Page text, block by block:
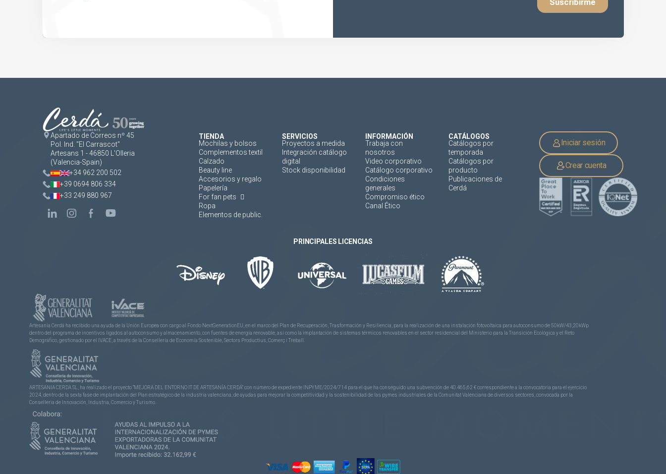
Apartado de Correos nº 45
Pol. Ind. "El Carrascot"
Artesans 1 - 46850 L'Olleria
(Valencia-Spain)
+34 962 200 502
+39 0694 806 334
+33 249 880 967
TIENDA
Mochilas y bolsos
Complementos textil
Calzado
Beauty line
Accesorios y regalo
Papelería
For fan pets
Ropa
Elementos de public.
SERVICIOS
Proyectos a medida
Integración catálogo
digital
Stock disponibilidad
INFORMACIÓN
Trabaja con
nosotros
Video corporativo
Catálogo corporativo
Condiciones
generales
Compromiso ético
Canal Ético
CATÁLOGOS
Catálogos por
temporada
Catálogos por
producto
Publicaciones de
Cerdá
Iniciar sesión
Crear cuenta
PRINCIPALES LICENCIAS
Artesanía Cerdá ha recibido una ayuda de la Unión Europea con cargo al Fondo NextGenerationEU, en el marco del Plan de Recuperación, Trasformación y Resiliencia, para la realización de una instalación fotovoltaica para autoconsumo de 50kW/43,20kWp
dentro del programa de incentivos ligados al autoconsumo y almacenamiento, con fuentes de energía renovable, así como la implantación de sistemas térmicos renovables en el sector residencial del Ministerio para la Transición Ecológica y el Reto
Demográfico, gestionado por el IVACE, a través de la Consellería de Economía Sostenible, Sectors Productius, Comerç i Treball.
ARTESANIA CERDA SL, ha realizado el proyecto “MEJORA DEL ENTORNO IT DE ARTESANÍA CERDÁ” con número de expediente INPYME/2024/714 para el que ha conseguido una subvención de 40.465,62 € correspondiente a la convocatoria para el ejercicio
2024, dentro de la sexta fase de implantación del Plan estratégico de la industria valenciana, de ayudas para mejorar la competitividad y la sostenibilidad de las pymes industriales de la Comunitat Valenciana de diversos sectores, convocada por la
Conselleria de Innovación, Industria, Comercio y Turismo.